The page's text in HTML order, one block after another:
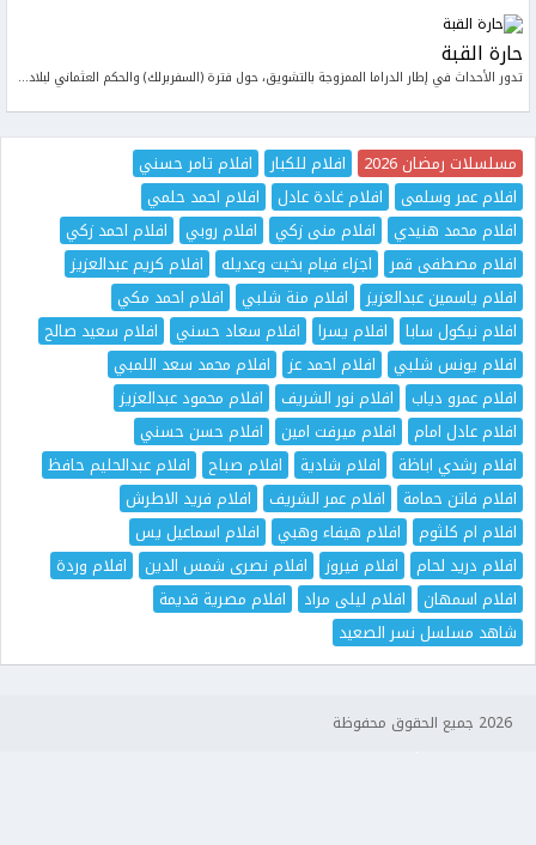
حارة القبة
تدور الأحداث في إطار الدراما الممزوجة بالتشويق، حول فترة (السفربرلك) والحكم العثماني لبلاد...
مسلسلات رمضان 2026 افلام للكبار
افلام تامر حسني
افلام عمر وسلمى
افلام غادة عادل
افلام احمد حلمي
افلام محمد هنيدي
افلام منى زكي افلام روبي
افلام احمد زكي
افلام مصطفى قمر
اجزاء فيام بخيت وعديله
افلام كريم عبدالعزيز
افلام ياسمين عبدالعزيز
افلام منة شلبي
افلام احمد مكي
افلام نيكول سابا
افلام يسرا افلام سعاد حسني
افلام سعيد صالح
افلام يونس شلبي
افلام احمد عز
افلام محمد سعد اللمبي
افلام عمرو دياب
افلام نور الشريف
افلام محمود عبدالعزيز
افلام عادل امام
افلام ميرفت امين
افلام حسن حسني
افلام رشدي اباظة
افلام شادية افلام صباح
افلام عبدالحليم حافظ
افلام فاتن حمامة
افلام عمر الشريف
افلام فريد الاطرش
افلام ام كلثوم
افلام هيفاء وهبي
افلام اسماعيل يس
افلام دريد لحام
افلام فيروز افلام نصرى شمس الدين
افلام وردة
افلام اسمهان
افلام ليلى مراد
افلام مصرية قديمة
شاهد مسلسل نسر الصعيد
2026 جميع الحقوق محفوظة